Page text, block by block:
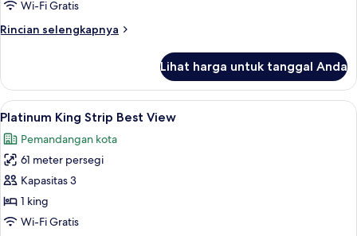
KingWi-Fi Gratis
Rincian selengkapnya
Rincian
Platinum
King
Lihat harga untuk tanggal Anda
Lihat
semua
foto
untuk
Platinum
King
Strip
Seprai katun Mesir, seprai premium,
3
Platinum King Strip Best View
Pemandangan kota
61 meter persegi
Kapasitas 3
1 king
Wi-Fi Gratis